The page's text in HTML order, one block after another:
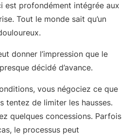
est profondément intégrée aux
Tout le monde sait qu’un
donner l’impression que le
décidé d’avance.
vous négociez ce que
tentez de limiter les hausses.
quelques concessions. Parfois
le processus peut